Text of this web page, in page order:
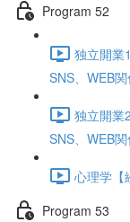
Program 52
独立開
SNS、WEB
独立開
SNS、WEB
心理学
Program 53